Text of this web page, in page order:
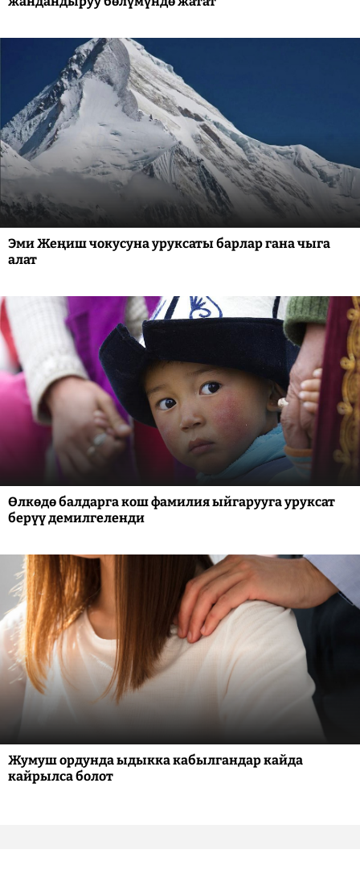
Эми Жеңиш чокусуна уруксаты барлар гана чыга
алат
Өлкөдө балдарга кош фамилия ыйгарууга уруксат
берүү демилгеленди
Жумуш ордунда ыдыкка кабылгандар кайда
кайрылса болот